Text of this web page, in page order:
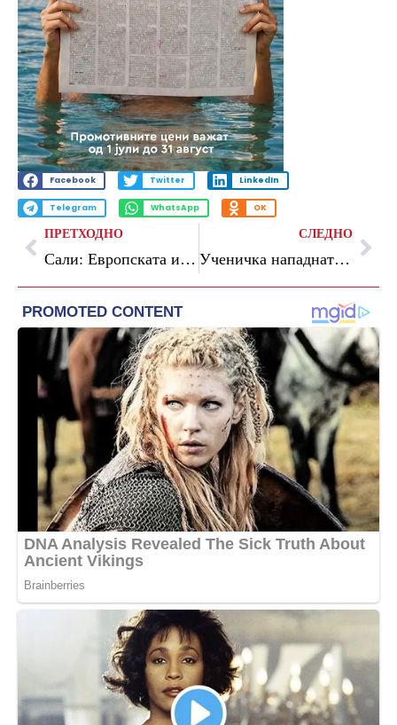
Facebook Twitter LinkedIn
Telegram WhatsApp OK
ПРЕТХОДНО
Сали: Европската интеграција мора да се претвори во конкретни дигитални услуги за граѓаните
СЛЕДНО
Ученичка нападната во основно училиште во Скопје, нејзин соученик снимал со мобилен телефон